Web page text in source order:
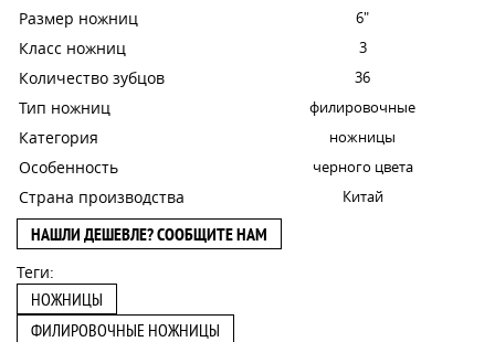
Размер ножниц 6"
Класс ножниц 3
Количество зубцов 36
Тип ножниц филировочные
Категория ножницы
Особенность черного цвета
Страна производства Китай
НАШЛИ ДЕШЕВЛЕ? СООБЩИТЕ НАМ
Теги:
НОЖНИЦЫ
ФИЛИРОВОЧНЫЕ НОЖНИЦЫ